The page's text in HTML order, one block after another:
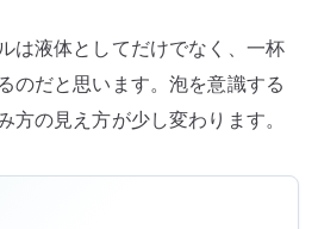
は液体としてだけでなく、一杯
のだと思います。泡を意識する
方の見え方が少し変わります。